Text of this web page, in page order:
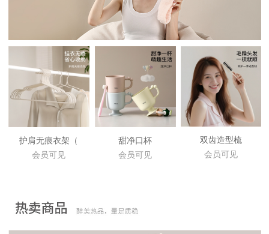
护肩无痕衣架（
会员可见
甜净口杯
会员可见
双齿造型梳
会员可见